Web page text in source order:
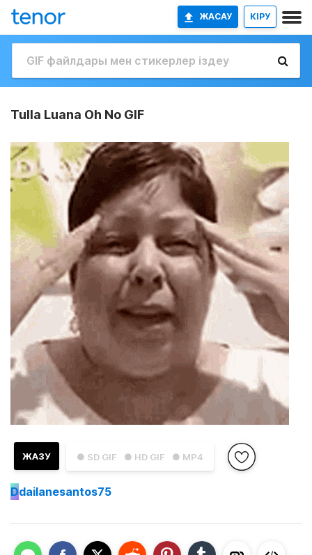
ЖАСАУ КІРУ
Tulla Luana Oh No GIF
● SD GIF ● HD GIF ● MP4
ЖАЗУ
Ddailanesantos75